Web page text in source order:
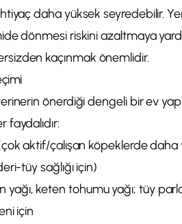
daha yüksek seyredebilir.
dönmesi riskini azaltmaya
kaçınmak önemlidir.
önerdiği dengeli bir ev
aktif/çalışan köpeklerde daha
tüy sağlığı için)
keten tohumu yağı; tüy
için